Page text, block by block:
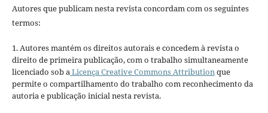
Autores que publicam nesta revista concordam com os seguintes
termos:
1. Autores mantém os direitos autorais e concedem à revista o
direito de primeira publicação, com o trabalho simultaneamente
licenciado sob aLicença Creative Commons Attributionque
permite o compartilhamento do trabalho com reconhecimento da
autoria e publicação inicial nesta revista.